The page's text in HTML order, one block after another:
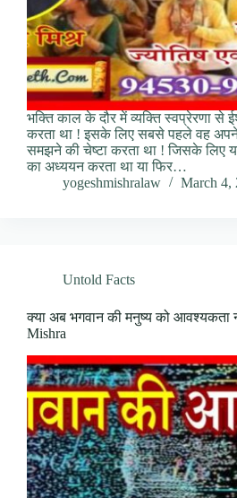
भक्ति काल के दौर में व्यक्ति स्वप्रेरणा से
करता था ! इसके लिए सबसे पहले वह
समझने की चेष्टा करता था ! जिसके लिए
का अध्ययन करता था या फिर…
yogeshmishralaw
March 4,
Untold Facts
क्या अब भगवान की मनुष्य को आवश्यकता
Mishra